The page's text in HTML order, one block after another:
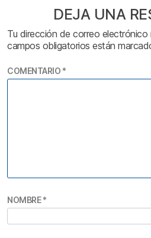
DEJA UNA
Tu dirección de correo electrónico
campos obligatorios están
COMENTARIO *
NOMBRE*